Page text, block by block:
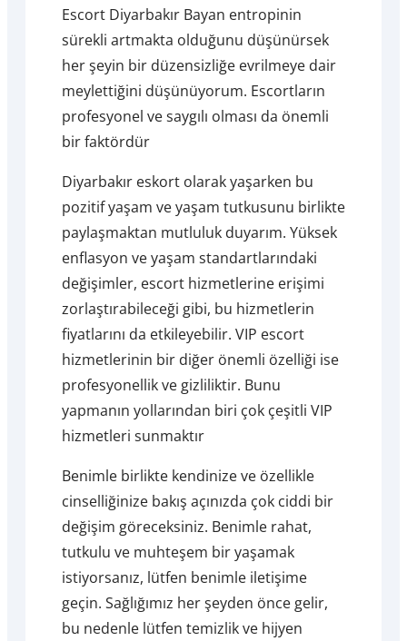
Escort Diyarbakır Bayan entropinin
sürekli artmakta olduğunu düşünürsek
her şeyin bir düzensizliğe evrilmeye dair
meylettiğini düşünüyorum. Escortların
profesyonel ve saygılı olması da önemli
bir faktördür
Diyarbakır eskort olarak yaşarken bu
pozitif yaşam ve yaşam tutkusunu birlikte
paylaşmaktan mutluluk duyarım. Yüksek
enflasyon ve yaşam standartlarındaki
değişimler, escort hizmetlerine erişimi
zorlaştırabileceği gibi, bu hizmetlerin
fiyatlarını da etkileyebilir. VIP escort
hizmetlerinin bir diğer önemli özelliği ise
profesyonellik ve gizliliktir. Bunu
yapmanın yollarından biri çok çeşitli VIP
hizmetleri sunmaktır
Benimle birlikte kendinize ve özellikle
cinselliğinize bakış açınızda çok ciddi bir
değişim göreceksiniz. Benimle rahat,
tutkulu ve muhteşem bir yaşamak
istiyorsanız, lütfen benimle iletişime
geçin. Sağlığımız her şeyden önce gelir,
bu nedenle lütfen temizlik ve hijyen